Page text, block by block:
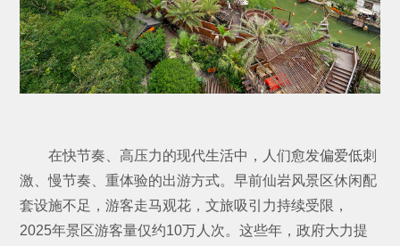
在快节奏、高压力的现代生活中，人们愈发偏爱低刺
激、慢节奏、重体验的出游方式。早前仙岩风景区休闲配
套设施不足，游客走马观花，文旅吸引力持续受限，
2025年景区游客量仅约10万人次。这些年，政府大力提